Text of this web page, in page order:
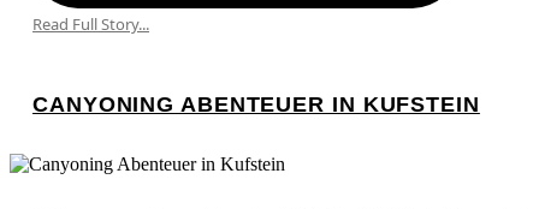
Read Full Story...
CANYONING ABENTEUER IN KUFSTEIN